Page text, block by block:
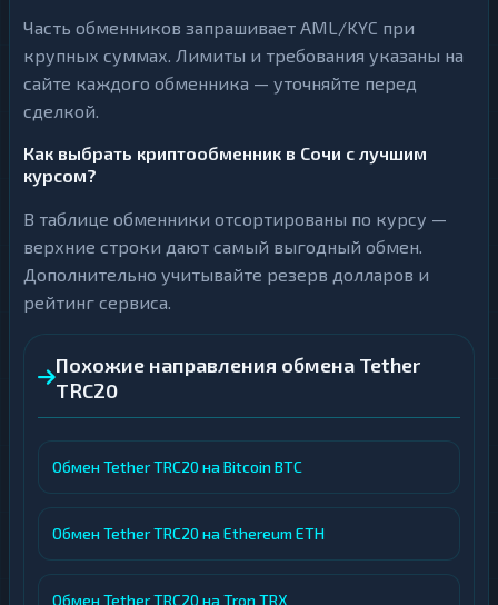
Часть обменников запрашивает AML/KYC при
крупных суммах. Лимиты и требования указаны на
сайте каждого обменника — уточняйте перед
сделкой.
Как выбрать криптообменник в Сочи с лучшим
курсом?
В таблице обменники отсортированы по курсу —
верхние строки дают самый выгодный обмен.
Дополнительно учитывайте резерв долларов и
рейтинг сервиса.
Похожие направления обмена Tether
TRC20
Обмен Tether TRC20 на Bitcoin BTC
Обмен Tether TRC20 на Ethereum ETH
Обмен Tether TRC20 на Tron TRX